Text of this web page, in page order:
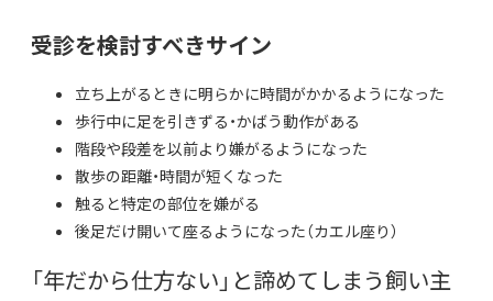
受診を検討すべきサイン
立ち上がるときに明らかに時間がかかるようになった
歩行中に足を引きずる・かばう動作がある
階段や段差を以前より嫌がるようになった
散歩の距離・時間が短くなった
触ると特定の部位を嫌がる
後足だけ開いて座るようになった（カエル座り）
「年だから仕方ない」と諦めてしまう飼い主